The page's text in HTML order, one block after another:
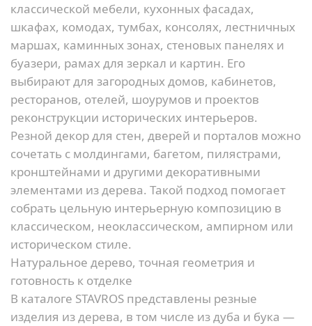
классической мебели, кухонных фасадах,
шкафах, комодах, тумбах, консолях, лестничных
маршах, каминных зонах, стеновых панелях и
буазери, рамах для зеркал и картин. Его
выбирают для загородных домов, кабинетов,
ресторанов, отелей, шоурумов и проектов
реконструкции исторических интерьеров.
Резной декор для стен, дверей и порталов можно
сочетать с молдингами, багетом, пилястрами,
кронштейнами и другими декоративными
элементами из дерева. Такой подход помогает
собрать цельную интерьерную композицию в
классическом, неоклассическом, ампирном или
историческом стиле.
Натуральное дерево, точная геометрия и
готовность к отделке
В каталоге STAVROS представлены резные
изделия из дерева, в том числе из дуба и бука —